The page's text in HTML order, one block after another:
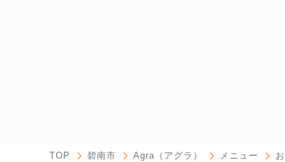
TOP 碧南市 Agra（アグラ） メニュー